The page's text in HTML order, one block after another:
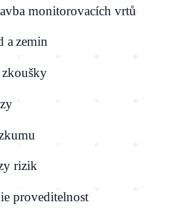
monitorovacích vrtů
a zemin
rizik
proveditelnost